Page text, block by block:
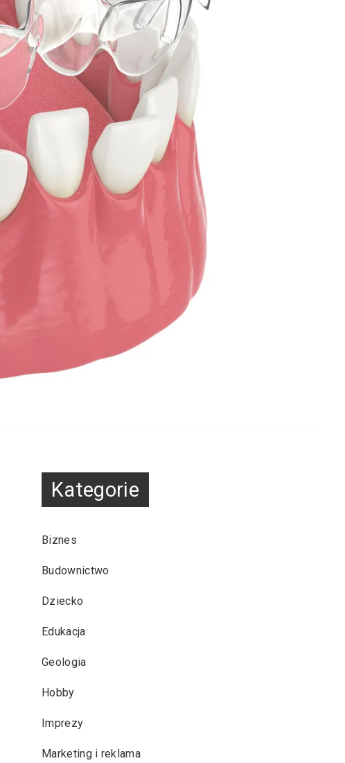
Kategorie
Biznes
Budownictwo
Dziecko
Edukacja
Geologia
Hobby
Imprezy
Marketing i reklama